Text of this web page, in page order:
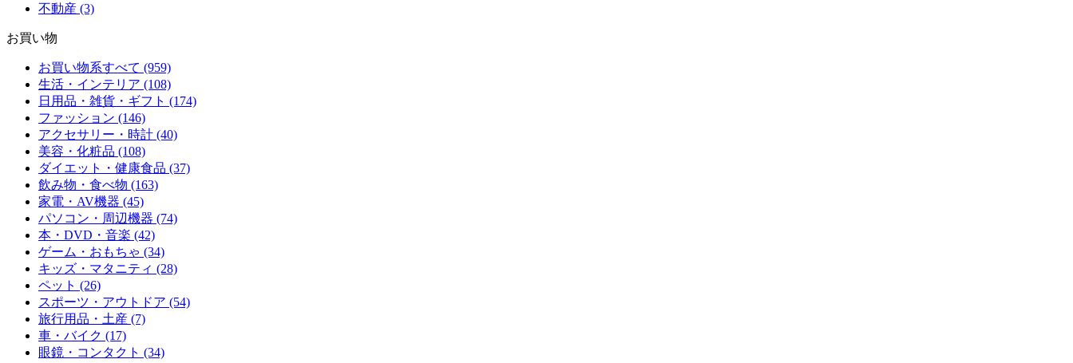
不動産 (3)
お買い物
お買い物系すべて (959)
生活・インテリア (108)
日用品・雑貨・ギフト (174)
ファッション (146)
アクセサリー・時計 (40)
美容・化粧品 (108)
ダイエット・健康食品 (37)
飲み物・食べ物 (163)
家電・AV機器 (45)
パソコン・周辺機器 (74)
本・DVD・音楽 (42)
ゲーム・おもちゃ (34)
キッズ・マタニティ (28)
ペット (26)
スポーツ・アウトドア (54)
旅行用品・土産 (7)
車・バイク (17)
眼鏡・コンタクト (34)